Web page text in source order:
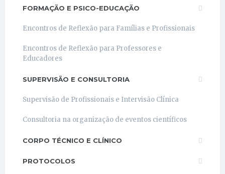
FORMAÇÃO E PSICO-EDUCAÇÃO
Encontros de Reflexão para Famílias e Profissionais
Encontros de Reflexão para Professores e
Educadores
SUPERVISÃO E CONSULTORIA
Supervisão de Profissionais e Intervisão Clínica
Consultoria na organização de eventos científicos
CORPO TÉCNICO E CLÍNICO
PROTOCOLOS